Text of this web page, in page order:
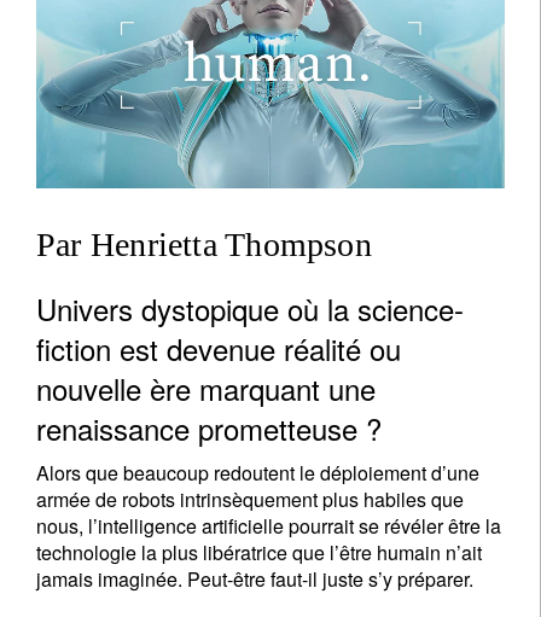
Par Henrietta Thompson
Univers dystopique où la science-
fiction est devenue réalité ou
nouvelle ère marquant une
renaissance prometteuse ?
Alors que beaucoup redoutent le déploiement d’une
armée de robots intrinsèquement plus habiles que
nous, l’intelligence artificielle pourrait se révéler être la
technologie la plus libératrice que l’être humain n’ait
jamais imaginée. Peut-être faut-il juste s’y préparer.